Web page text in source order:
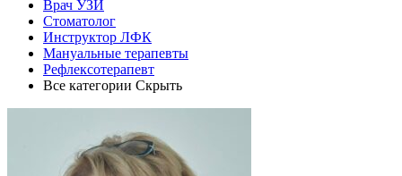
Врач УЗИ
Стоматолог
Инструктор ЛФК
Мануальные терапевты
Рефлексотерапевт
Все категории Скрыть